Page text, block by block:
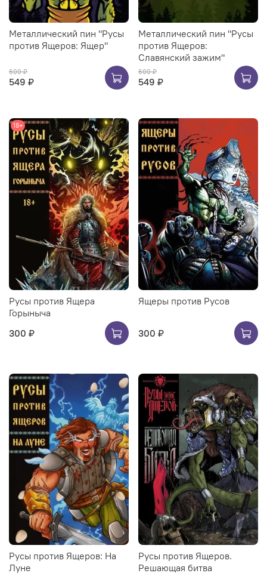
Металлический пин "Русы
против Ящеров: Ящер"
600 ₽
549 ₽
Металлический пин "Русы
против Ящеров:
Славянский зажим"
600 ₽
549 ₽
18+
Русы против Ящера
Горыныча
300 ₽
Ящеры против Русов
300 ₽
Русы против Ящеров: На
Луне
Русы против Ящеров.
Решающая битва